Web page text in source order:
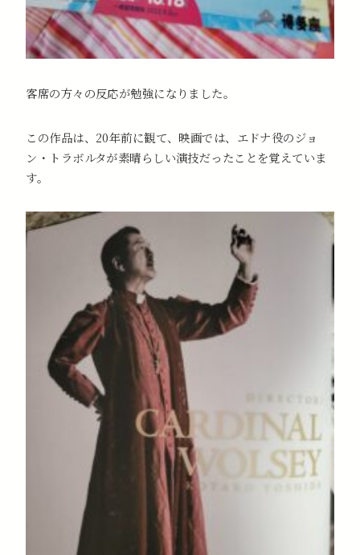
客席の方々の反応が勉強になりました。
この作品は、20年前に観て、映画では、エドナ役のジョ
ン・トラボルタが素晴らしい演技だったことを覚えていま
す。